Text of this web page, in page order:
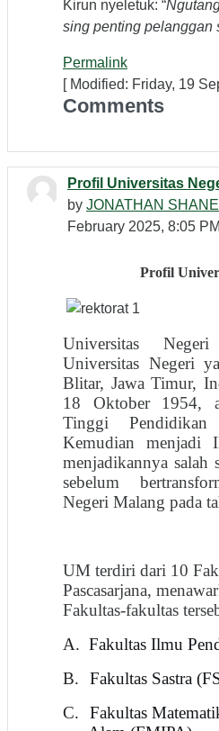
Kirun nyeletuk: “
sing penting pelanggan
Permalink
[ Modified: Friday, 19
Comments
Profil Universitas
by JONATHAN
February 2025, 8:05 PM
Profil
Universitas
Universitas Negeri
Blitar, Jawa Timur,
18 Oktober 1954,
Tinggi
Kemudian menjadi
menjadikannya salah
sebelum
Negeri Malang pada
UM terdiri dari 10
Pascasarjana,
Fakultas-fakultas
A. Fakultas Ilmu
B.
Fakultas Sastra
C.
Fakultas